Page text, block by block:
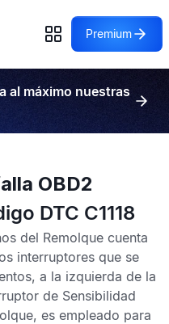
Premium
al máximo nuestras
OBD2
DTC C1118
del Remolque cuenta
interruptores que se
a la izquierda de la
de Sensibilidad
es empleado para